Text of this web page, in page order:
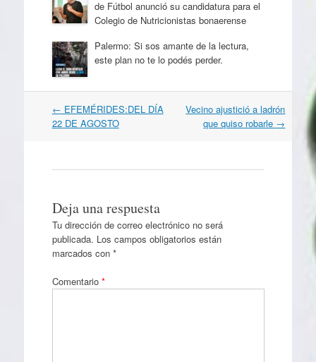
de Fútbol anunció su candidatura para el
Colegio de Nutricionistas bonaerense
Palermo: Si sos amante de la lectura,
este plan no te lo podés perder.
Navegación
por
← EFEMÉRIDES:DEL DÍA
22 DE AGOSTO
Vecino ajustició a ladrón
que quiso robarle →
Deja una respuesta
Tu dirección de correo electrónico no será
publicada. Los campos obligatorios están
marcados con *
Comentario *